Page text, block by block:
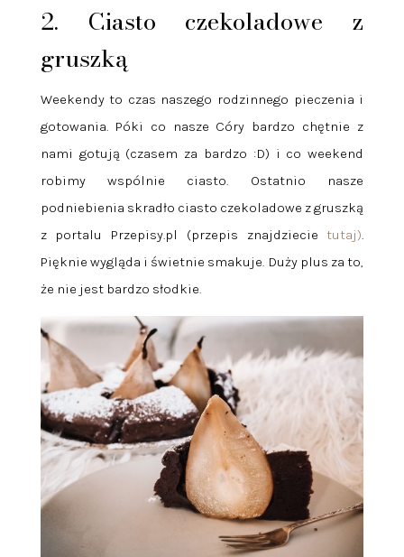
2. Ciasto czekoladowe z
gruszką
Weekendy to czas naszego rodzinnego pieczenia i
gotowania. Póki co nasze Córy bardzo chętnie z
nami gotują (czasem za bardzo :D) i co weekend
robimy wspólnie ciasto. Ostatnio nasze
podniebienia skradło ciasto czekoladowe z gruszką
z portalu Przepisy.pl (przepis znajdziecie tutaj).
Pięknie wygląda i świetnie smakuje. Duży plus za to,
że nie jest bardzo słodkie.